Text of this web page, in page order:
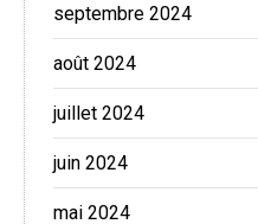
septembre 2024
août 2024
juillet 2024
juin 2024
mai 2024